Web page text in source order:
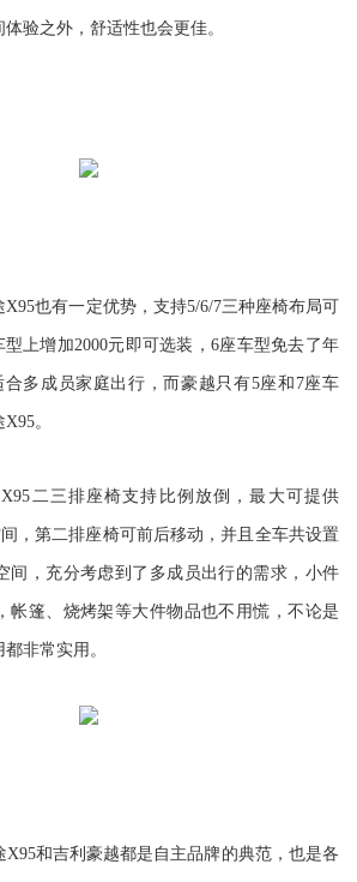
验之外，舒适性也会更佳。
也有一定优势，支持5/6/7三种座椅布局可
上增加2000元即可选装，6座车型免去了年
多成员家庭出行，而豪越只有5座和7座车
。
二三排座椅支持比例放倒，最大可提供
，第二排座椅可前后移动，并且全车共设置
间，充分考虑到了多成员出行的需求，小件
帐篷、烧烤架等大件物品也不用慌，不论是
非常实用。
X95和吉利豪越都是自主品牌的典范，也是各